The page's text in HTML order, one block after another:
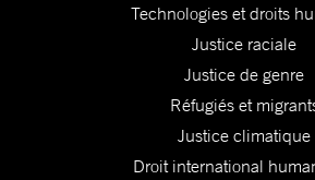
Technologies et droits
Justice raciale
Justice de genre
Réfugiés et
Justice climatique
Droit international